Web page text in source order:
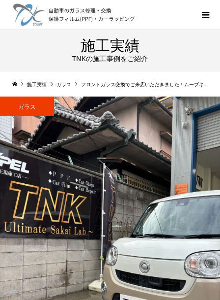
施工実績
TNKの施工事例をご紹介
施工実績 ガラス フロントガラス交換でご来店いただきました！ムーブキャンバス
ガラス